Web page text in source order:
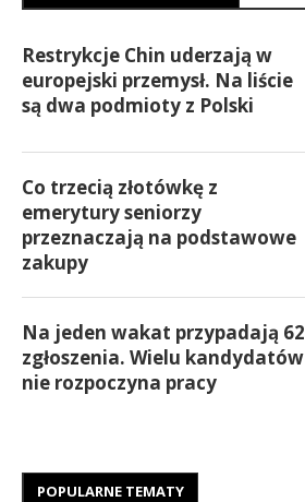
Restrykcje Chin uderzają w
europejski przemysł. Na liście
są dwa podmioty z Polski
Co trzecią złotówkę z
emerytury seniorzy
przeznaczają na podstawowe
zakupy
Na jeden wakat przypadają 62
zgłoszenia. Wielu kandydatów
nie rozpoczyna pracy
POPULARNE TEMATY